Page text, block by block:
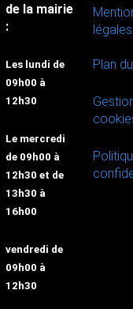
de la mairie
:
Les lundi de
09h00 à
12h30
Le mercredi
de 09h00 à
12h30 et de
13h30 à
16h00
vendredi de
09h00 à
12h30
légales
Plan